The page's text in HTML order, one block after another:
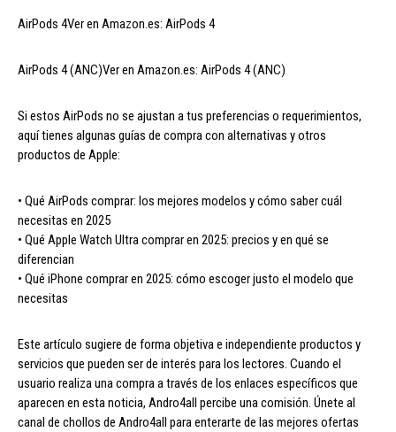
AirPods 4Ver en Amazon.es: AirPods 4
AirPods 4 (ANC)Ver en Amazon.es: AirPods 4 (ANC)
Si estos AirPods no se ajustan a tus preferencias o requerimientos,
aquí tienes algunas guías de compra con alternativas y otros
productos de Apple:
• Qué AirPods comprar: los mejores modelos y cómo saber cuál
necesitas en 2025
• Qué Apple Watch Ultra comprar en 2025: precios y en qué se
diferencian
• Qué iPhone comprar en 2025: cómo escoger justo el modelo que
necesitas
Este artículo sugiere de forma objetiva e independiente productos y
servicios que pueden ser de interés para los lectores. Cuando el
usuario realiza una compra a través de los enlaces específicos que
aparecen en esta noticia, Andro4all percibe una comisión. Únete al
canal de chollos de Andro4all para enterarte de las mejores ofertas